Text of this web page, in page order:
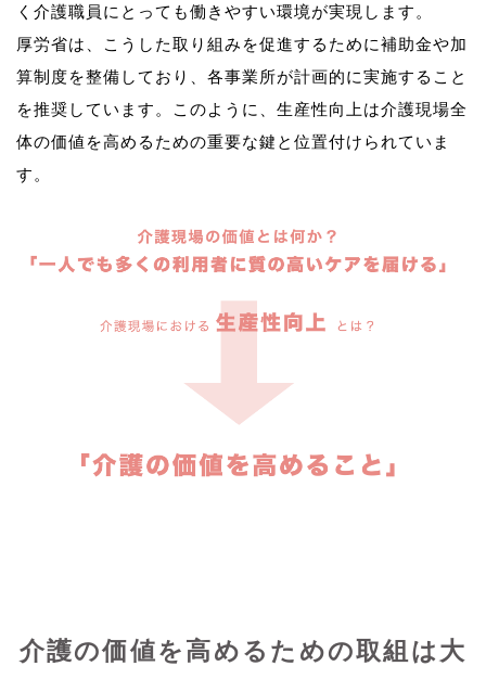
く介護職員にとっても働きやすい環境が実現します。
厚労省は、こうした取り組みを促進するために補助金や加
算制度を整備しており、各事業所が計画的に実施すること
を推奨しています。このように、生産性向上は介護現場全
体の価値を高めるための重要な鍵と位置付けられていま
介護の価値を高めるための取組は大